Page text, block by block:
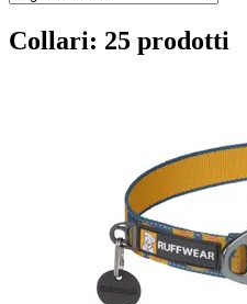
Collari: 25 prodotti